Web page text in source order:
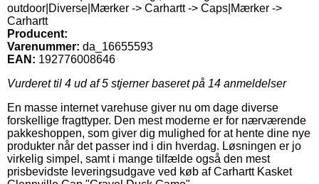
outdoor|Diverse|Mærker -> Carhartt -> Caps|Mærker ->
Carhartt
Producent:
Varenummer: da_16655593
EAN: 192776008646
Vurderet til 4 ud af 5 stjerner baseret på 14 anmeldelser
En masse internet varehuse giver nu om dage diverse
forskellige fragttyper. Den mest moderne er for nærværende
pakkeshoppen, som giver dig mulighed for at hente dine nye
produkter når det passer ind i din hverdag. Løsningen er jo
virkelig simpel, samt i mange tilfælde også den mest
prisbevidste leveringsudgave ved køb af Carhartt Kasket